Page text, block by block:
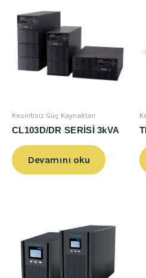
Kesintisiz Güç Kaynakları
CL103D/DR SERİSİ 3kVA
Devamını oku